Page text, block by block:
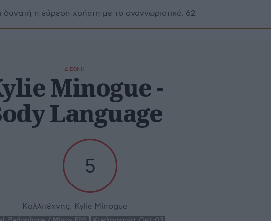
δυνατή η εύρεση χρήστη με το αναγνωριστικό: 62
ΔΙΕΘΝΗ
Minogue -
Language
5
Καλλιτέχνης: Kylie Minogue